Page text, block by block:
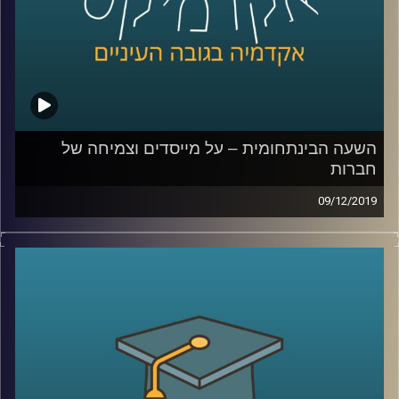
בינתחומי בעת התכנון העירוני על מנת ליצור
את את הסביבה האולטימטיבית
השעה הבינתחומית – על מייסדים וצמיחה של
חברות
09/12/2019
בישראל יש יותר חברות סטארט אפ וקרנות הון
החברות המוקמות, קיימת בישראל בעיה של
הפיכת חברות קטנות לגדולות
פרופ' ניראון חשאי מביה"ס אריסון למנהל